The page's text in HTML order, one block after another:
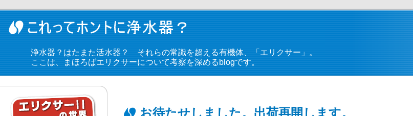
浄水器？はたまた活水器？ それらの常識を超える有機体、「エリクサー」。
ここは、まほろばエリクサーについて考察を深めるblogです。
お待たせしました。出荷再開します。